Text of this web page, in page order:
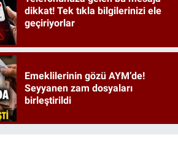
dikkat! Tek tıkla bilgilerinizi ele
geçiriyorlar
Emeklilerinin gözü AYM’de!
Seyyanen zam dosyaları
birleştirildi